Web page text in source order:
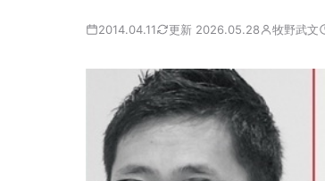
2014.04.11 更新 2026.05.28 牧野武文